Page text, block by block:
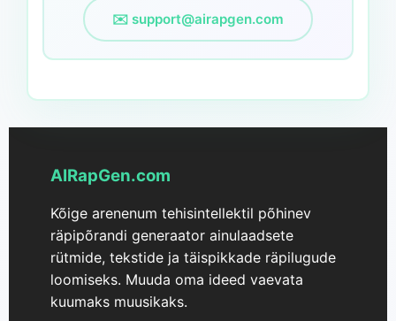
✉️ support@airapgen.com
AIRapGen.com
Kõige arenenum tehisintellektil põhinev
räpipõrandi generaator ainulaadsete
rütmide, tekstide ja täispikkade räpilugude
loomiseks. Muuda oma ideed vaevata
kuumaks muusikaks.